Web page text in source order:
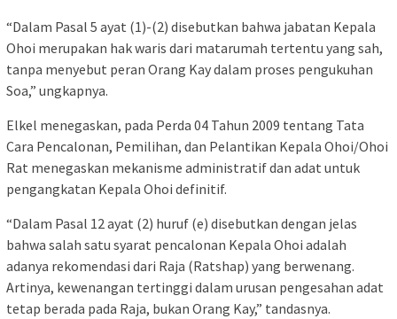
“Dalam Pasal 5 ayat (1)-(2) disebutkan bahwa jabatan Kepala
Ohoi merupakan hak waris dari matarumah tertentu yang sah,
tanpa menyebut peran Orang Kay dalam proses pengukuhan
Soa,” ungkapnya.
Elkel menegaskan, pada Perda 04 Tahun 2009 tentang Tata
Cara Pencalonan, Pemilihan, dan Pelantikan Kepala Ohoi/Ohoi
Rat menegaskan mekanisme administratif dan adat untuk
pengangkatan Kepala Ohoi definitif.
“Dalam Pasal 12 ayat (2) huruf (e) disebutkan dengan jelas
bahwa salah satu syarat pencalonan Kepala Ohoi adalah
adanya rekomendasi dari Raja (Ratshap) yang berwenang.
Artinya, kewenangan tertinggi dalam urusan pengesahan adat
tetap berada pada Raja, bukan Orang Kay,” tandasnya.